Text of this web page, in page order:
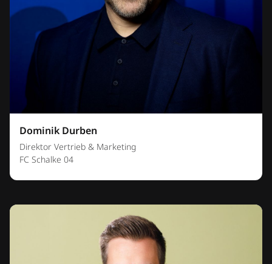
Dominik Durben
Direktor Vertrieb & Marketing
FC Schalke 04